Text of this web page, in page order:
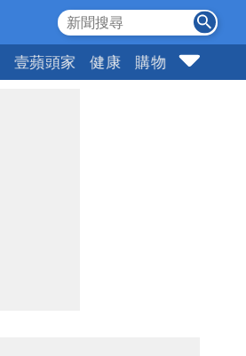
壹蘋頭家 健康 購物 女神